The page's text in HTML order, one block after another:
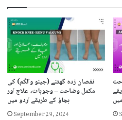
نقصان زدہ گھٹنے (جینو والگم) کی
مکمل وضاحت – وجوہات، علاج اور
بچاؤ کے طریقے اردو میں
September 29, 2024